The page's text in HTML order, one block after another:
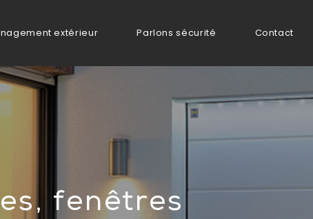
extérieur Parlons sécurité Contact
fenêtres